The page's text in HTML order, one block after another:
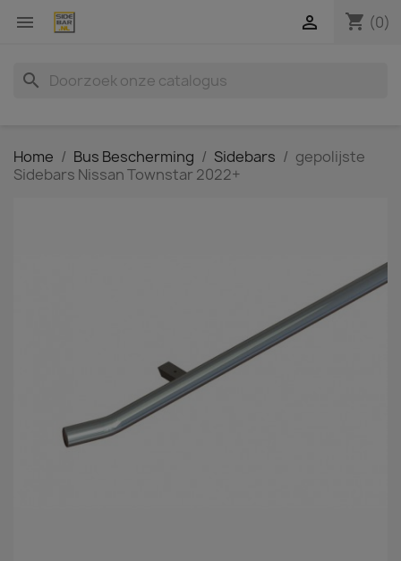
 shopping_cart (0)

search
Home Bus Bescherming Sidebars
gepolijste
Sidebars Nissan Townstar 2022+